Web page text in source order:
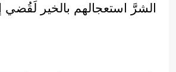
الشرَّ استعجالهم بالخير لَقُضي